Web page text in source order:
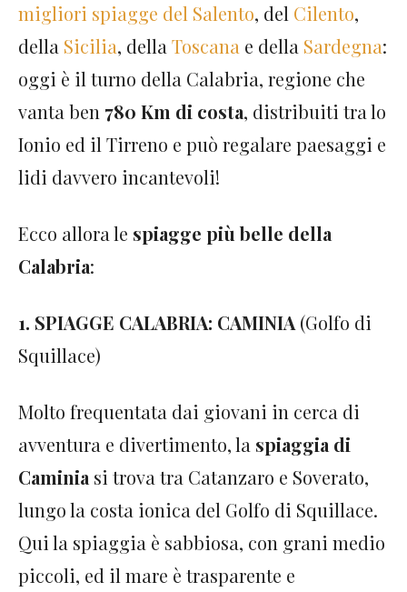
migliori spiagge del Salento, del Cilento,
della Sicilia, della Toscana e della Sardegna:
oggi è il turno della Calabria, regione che
vanta ben 780 Km di costa, distribuiti tra lo
Ionio ed il Tirreno e può regalare paesaggi e
lidi davvero incantevoli!
Ecco allora le spiagge più belle della
Calabria:
1. SPIAGGE CALABRIA: CAMINIA (Golfo di
Squillace)
Molto frequentata dai giovani in cerca di
avventura e divertimento, la spiaggia di
Caminia si trova tra Catanzaro e Soverato,
lungo la costa ionica del Golfo di Squillace.
Qui la spiaggia è sabbiosa, con grani medio
piccoli, ed il mare è trasparente e